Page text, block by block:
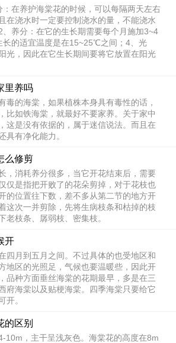
在养护海棠花的时候，可以每隔两天左右
在浇水时一定要控制浇水的量，不能浇水
、养分：在它的生长期需要每个月施加3~4
长的适宜温度是在15~25℃之间；4、光
光，因此在它生长期间要将它放置在阳光
里养吗
毒的海棠，如果植株本身具有毒性的话，
比如铁海棠，就最好不要家养。关于家中
这是没有依据的，属于迷信说法。而且在
具有净化能力。
么修剪
，消耗养分很多，当它开花结束后，需要
仅是指把开败了的花朵剪掉，对于花枝也
的位置往下数，差不多从第二节的地方开
这次一并剪除，先将生病枝条和枯掉的枝
老枝条、孱弱枝、密集枝。
开
四月到五月之间。不过具体的也受地区和
地区的光照足，气候也要温暖些，因此开
品种方面垂丝海棠的花期最早，多是在三
府海棠以及贴梗海棠。四季海棠只要给它
开。
的区别
10m，主干呈浅灰色。海棠花的高度在8m